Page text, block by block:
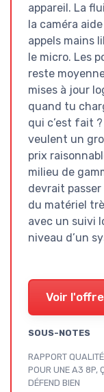
appareil. La
la caméra
appels mains
le micro. Les
reste
mises à jour
quand tu
qui c’est fait
veulent un
prix
milieu de
devrait
du matériel
avec un suivi
niveau d’un
Voir l'offre
SOUS-NOTES
RAPPORT
POUR UNE A3 8P,
DÉFEND BIEN